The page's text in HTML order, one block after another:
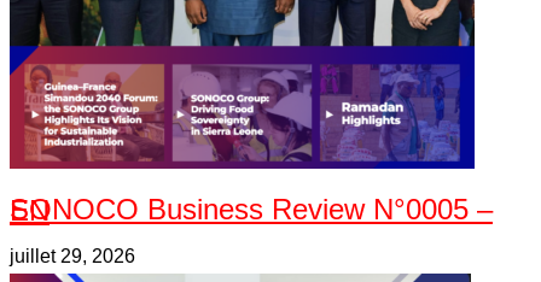
SONOCO Business Review N°0005 – EN
juillet 29, 2026